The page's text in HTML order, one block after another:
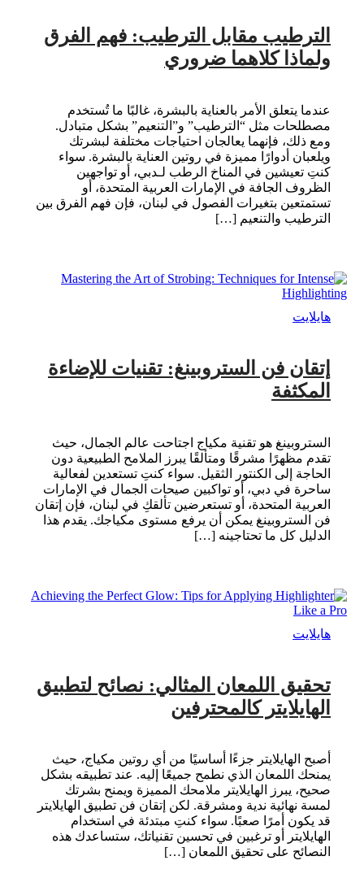
الترطيب مقابل الترطيب: فهم الفرق
ولماذا كلاهما ضروري
عندما يتعلق الأمر بالعناية بالبشرة، غالبًا ما تُستخدم
مصطلحات مثل “الترطيب” و”التنعيم” بشكل متبادل.
ومع ذلك، فإنهما يعالجان احتياجات مختلفة لبشرتك
ويلعبان أدوارًا مميزة في روتين العناية بالبشرة. سواء
كنتِ تعيشين في المناخ الرطب لـدبي، أو تواجهين
الظروف الجافة في الإمارات العربية المتحدة، أو
تستمتعين بتغيرات الفصول في لبنان، فإن فهم الفرق بين
الترطيب والتنعيم […]
هايلايت
إتقان فن الستروبينغ: تقنيات للإضاءة
المكثفة
الستروبينغ هو تقنية مكياج اجتاحت عالم الجمال، حيث
تقدم مظهرًا مشرقًا ومتألقًا يبرز الملامح الطبيعية دون
الحاجة إلى الكنتور الثقيل. سواء كنتِ تستعدين لفعالية
ساحرة في دبي، أو تواكبين صيحات الجمال في الإمارات
العربية المتحدة، أو تستعرضين تألقكِ في لبنان، فإن إتقان
فن الستروبينغ يمكن أن يرفع مستوى مكياجك. يقدم هذا
الدليل كل ما تحتاجينه […]
هايلايت
تحقيق اللمعان المثالي: نصائح لتطبيق
الهايلايتر كالمحترفين
أصبح الهايلايتر جزءًا أساسيًا من أي روتين مكياج، حيث
يمنحك اللمعان الذي نطمح جميعًا إليه. عند تطبيقه بشكل
صحيح، يبرز الهايلايتر ملامحك المميزة ويمنح بشرتك
لمسة نهائية ندية ومشرقة. لكن إتقان فن تطبيق الهايلايتر
قد يكون أمرًا صعبًا. سواء كنتِ مبتدئة في استخدام
الهايلايتر أو ترغبين في تحسين تقنياتك، ستساعدك هذه
النصائح على تحقيق اللمعان […]